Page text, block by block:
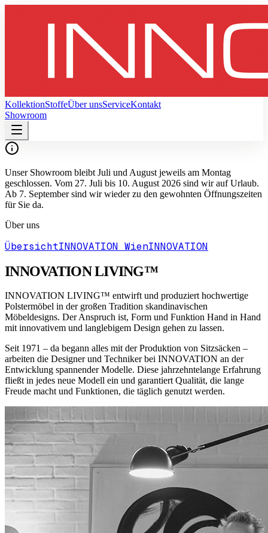
KollektionStoffeÜber unsServiceKontakt
Showroom
Unser Showroom bleibt Juli und August jeweils am Montag
geschlossen. Vom 27. Juli bis 10. August 2026 sind wir auf Urlaub.
Ab 7. September sind wir wieder zu den gewohnten Öffnungszeiten
für Sie da.
Über uns
ÜbersichtINNOVATION WienINNOVATION
INNOVATION LIVING™
INNOVATION LIVING™ entwirft und produziert hochwertige
Polstermöbel in der großen Tradition skandinavischen
Möbeldesigns. Der Anspruch ist, Form und Funktion Hand in Hand
mit innovativem und langlebigem Design gehen zu lassen.
Seit 1971 – da begann alles mit der Produktion von Sitzsäcken –
arbeiten die Designer und Techniker bei INNOVATION an der
Entwicklung spannender Modelle. Diese jahrzehntelange Erfahrung
fließt in jedes neue Modell ein und garantiert Qualität, die lange
Freude macht und Funktionen, die täglich genutzt werden.